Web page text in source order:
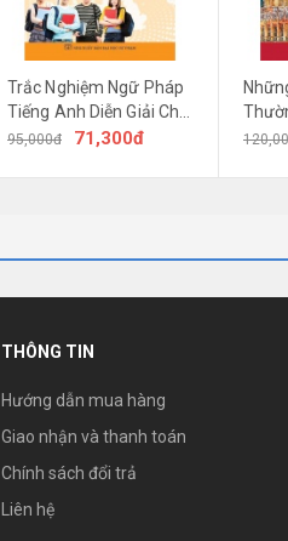
Trắc Nghiệm Ngữ Pháp
Tiếng Anh Diễn Giải Chi
Tiết (Lý Thuyết Và Bài
95,000đ 71,300đ
THÔNG TIN
Hướng dẫn mua hàng
Giao nhận và thanh toán
Chính sách đổi trả
Liên hệ